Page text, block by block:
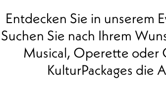
Entdecken Sie in unserem
Suchen Sie nach Ihrem
Musical, Operette oder
KulturPackages die
00 Uhr